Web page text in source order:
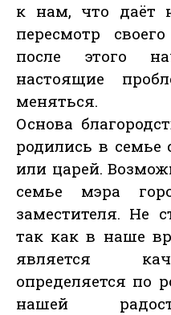
к нам, что даёт
пересмотр
после этого
настоящие
меняться.
Основа
родились в
или царей.
семье мэра
заместителя. Не
так как в наше
является
определяется по
нашей